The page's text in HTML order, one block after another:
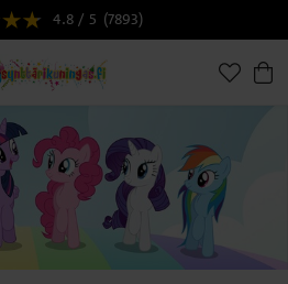
4.8 / 5 (7893)